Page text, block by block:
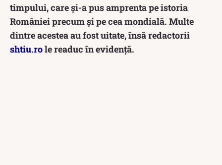
timpului, care și-a pus amprenta pe istoria
României precum și pe cea mondială. Multe
dintre acestea au fost uitate, însă redactorii
shtiu.role readuc în evidență.